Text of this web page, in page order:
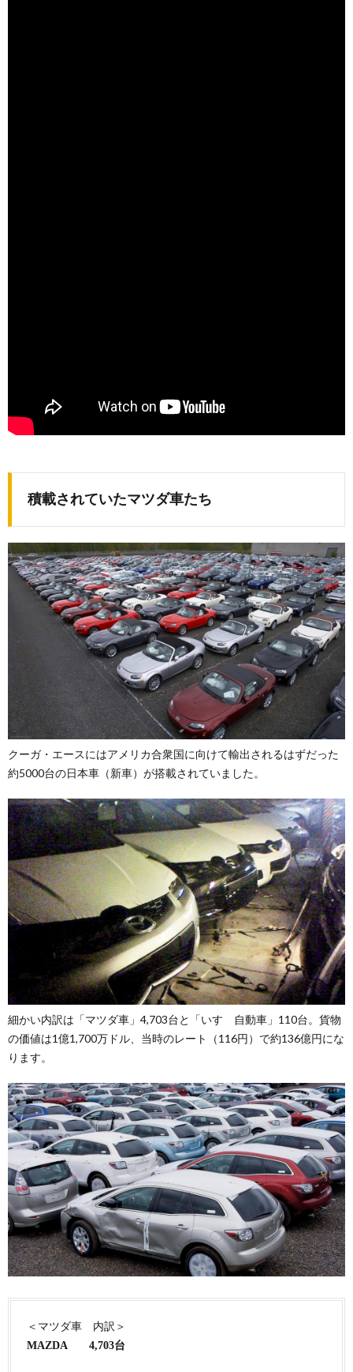
積載されていたマツダ車たち
クーガ・エースにはアメリカ合衆国に向けて輸出されるはずだった
約5000台の日本車（新車）が搭載されていました。
細かい内訳は「マツダ車」4,703台と「いすゞ自動車」110台。貨物
の価値は1億1,700万ドル、当時のレート（116円）で約136億円にな
ります。
＜マツダ車 内訳＞
MAZDA 4,703台